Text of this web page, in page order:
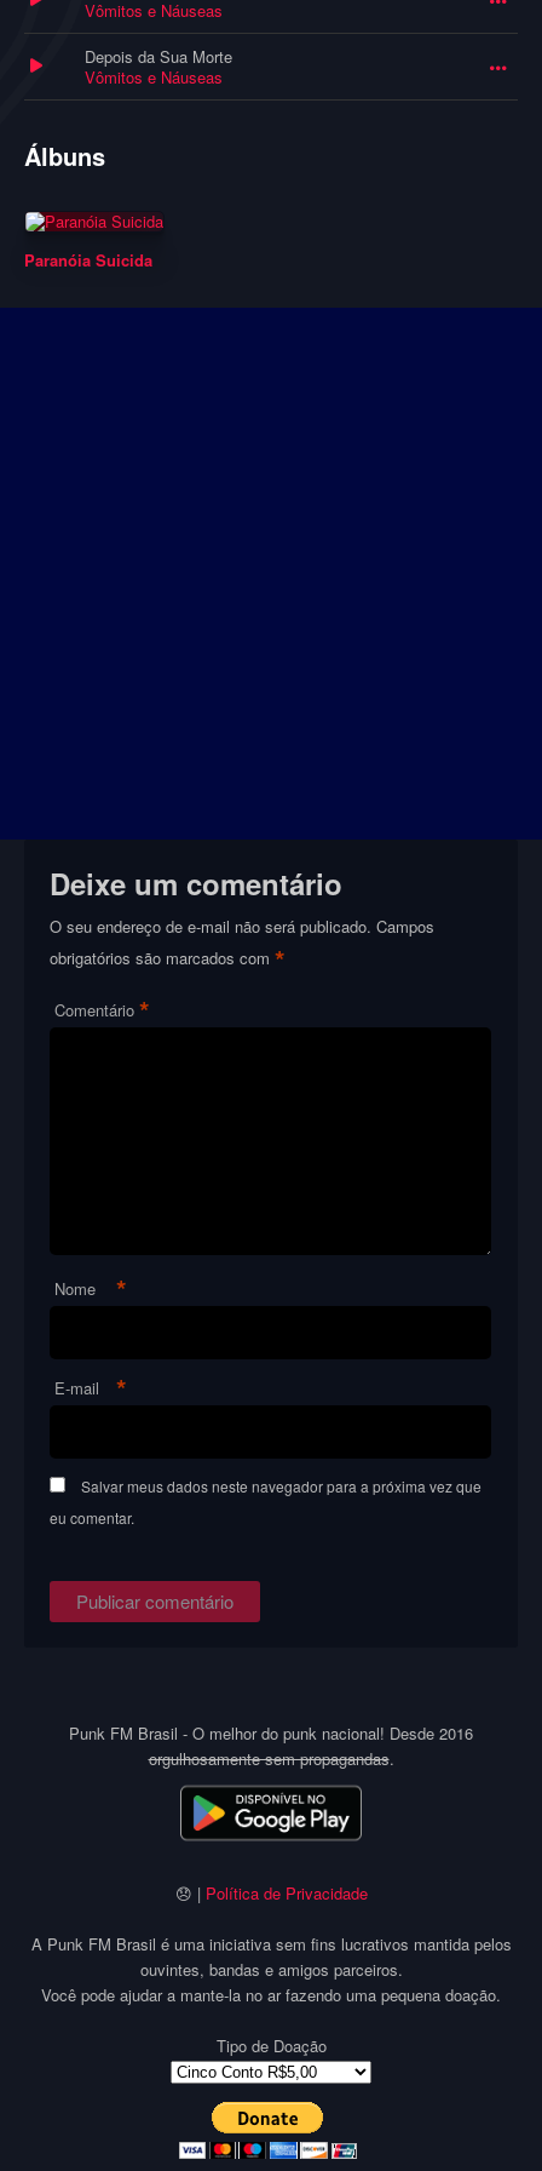
Vômitos e Náuseas
Depois da Sua Morte
Vômitos e Náuseas
Álbuns
Paranóia Suicida
Deixe um comentário
O seu endereço de e-mail não será publicado. Campos
obrigatórios são marcados com*
Comentário *
Nome *
E-mail *
Salvar meus dados neste navegador para a próxima vez que
eu comentar.
Punk FM Brasil - O melhor do punk nacional! Desde 2016
orgulhosamente sem propagandas.
😞 | Política de Privacidade
A Punk FM Brasil é uma iniciativa sem fins lucrativos mantida pelos
ouvintes, bandas e amigos parceiros.
Você pode ajudar a mante-la no ar fazendo uma pequena doação.
Tipo de Doação